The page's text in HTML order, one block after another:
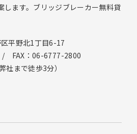
します。ブリッジブレーカー無料貸
平野北1丁目6-17
FAX：06-6777-2800
社まで徒歩3分）